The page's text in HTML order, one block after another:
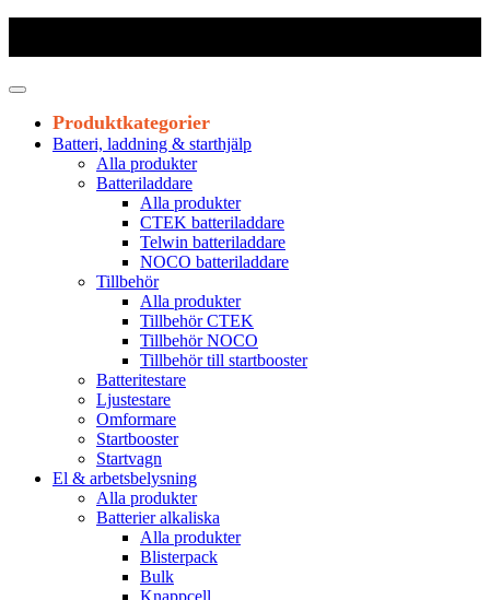
Produktkategorier
Batteri, laddning & starthjälp
Alla produkter
Batteriladdare
Alla produkter
CTEK batteriladdare
Telwin batteriladdare
NOCO batteriladdare
Tillbehör
Alla produkter
Tillbehör CTEK
Tillbehör NOCO
Tillbehör till startbooster
Batteritestare
Ljustestare
Omformare
Startbooster
Startvagn
El & arbetsbelysning
Alla produkter
Batterier alkaliska
Alla produkter
Blisterpack
Bulk
Knappcell